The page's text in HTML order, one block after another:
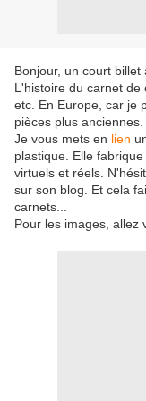
Bonjour, un court billet
L'histoire du carnet de
etc. En Europe, car je
pièces plus anciennes.
Je vous mets en lien
plastique. Elle
virtuels et réels.
sur son blog. Et cela
carnets...
Pour les images, allez